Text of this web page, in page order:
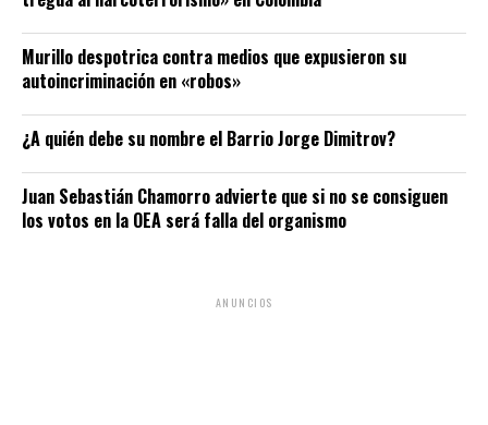
Murillo despotrica contra medios que expusieron su
autoincriminación en «robos»
¿A quién debe su nombre el Barrio Jorge Dimitrov?
Juan Sebastián Chamorro advierte que si no se consiguen
los votos en la OEA será falla del organismo
ANUNCIOS